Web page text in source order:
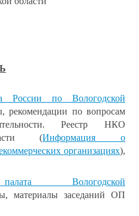
России по Вологодской
по вопросам
Реестр НКО
(Информация о
организациях),
палата Вологодской
материалы заседаний ОП